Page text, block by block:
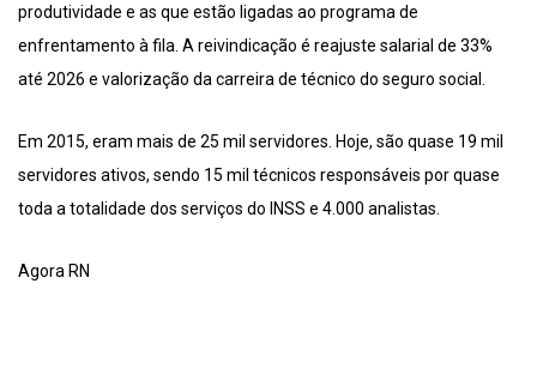
produtividade e as que estão ligadas ao programa de
enfrentamento à fila. A reivindicação é reajuste salarial de 33%
até 2026 e valorização da carreira de técnico do seguro social.
Em 2015, eram mais de 25 mil servidores. Hoje, são quase 19 mil
servidores ativos, sendo 15 mil técnicos responsáveis por quase
toda a totalidade dos serviços do INSS e 4.000 analistas.
Agora RN